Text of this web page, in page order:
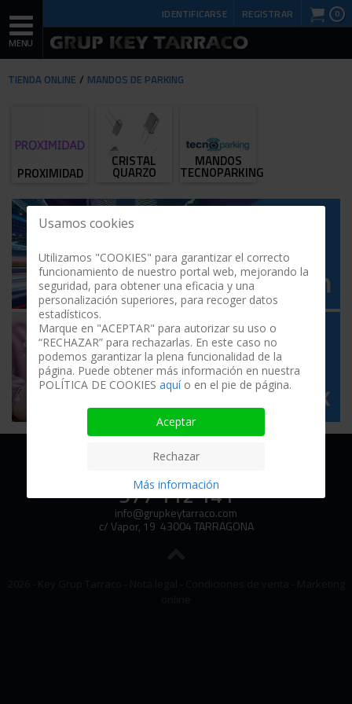
0
IDENTIFICARSE REGISTRAR
TIENDA ONLINE MANDOS DE PARKING
PROXIMIDAD
CRISTAL
QUARZO
MANDOS
TECNOPARKING
977 112 141
info@grupkeytarraco.com
c/ Vapor, 19 43004 TARRAGONA
Usamos cookies
Utilizamos "COOKIES" para garantizar el correcto
funcionamiento de nuestro portal web, mejorando la
seguridad, para obtener una eficacia y una
personalización superiores, para recoger datos
estadísticos.
Marque en "ACEPTAR" para autorizar su uso o
“RECHAZAR” para rechazarlas. En este caso no
podemos garantizar la plena funcionalidad de la
página. Puede obtener más información en nuestra
POLÍTICA DE COOKIES aquío en el pie de página.
Aceptar
Rechazar
Más información